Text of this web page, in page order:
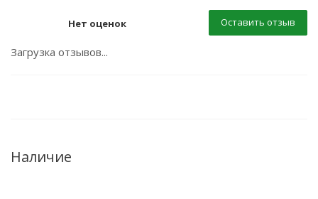
Нет оценок Оставить отзыв
Загрузка отзывов...
Наличие